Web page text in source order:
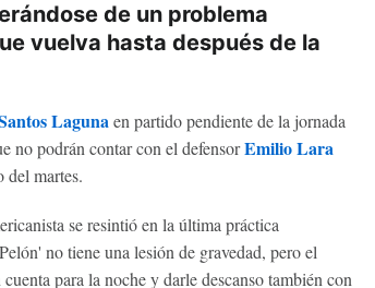
de un problema
vuelva hasta después de la
Laguna en partido pendiente de la jornada
no podrán contar con el defensorEmilio Lara
del martes.
se resintió en la última práctica
no tiene una lesión de gravedad, pero el
para la noche y darle descanso también con